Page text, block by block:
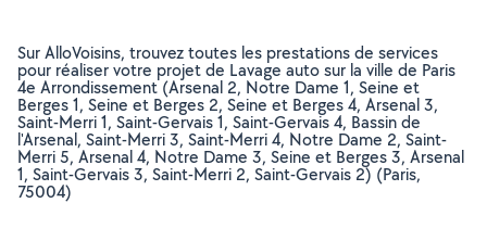
Sur AlloVoisins, trouvez toutes les prestations de services
pour réaliser votre projet de Lavage auto sur la ville de Paris
4e Arrondissement (Arsenal 2, Notre Dame 1, Seine et
Berges 1, Seine et Berges 2, Seine et Berges 4, Arsenal 3,
Saint-Merri 1, Saint-Gervais 1, Saint-Gervais 4, Bassin de
l'Arsenal, Saint-Merri 3, Saint-Merri 4, Notre Dame 2, Saint-
Merri 5, Arsenal 4, Notre Dame 3, Seine et Berges 3, Arsenal
1, Saint-Gervais 3, Saint-Merri 2, Saint-Gervais 2) (Paris,
75004)